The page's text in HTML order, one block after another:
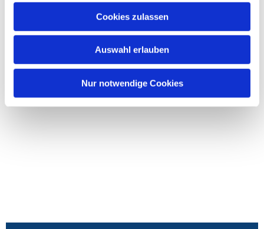
Cookies zulassen
Auswahl erlauben
Nur notwendige Cookies